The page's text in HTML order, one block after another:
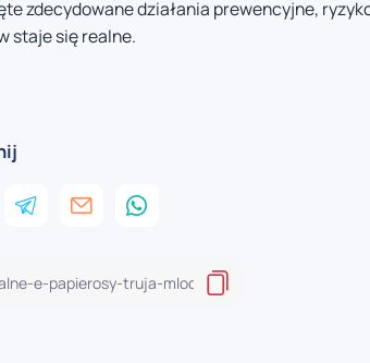
zdecydowane działania prewencyjne,
staje się realne.